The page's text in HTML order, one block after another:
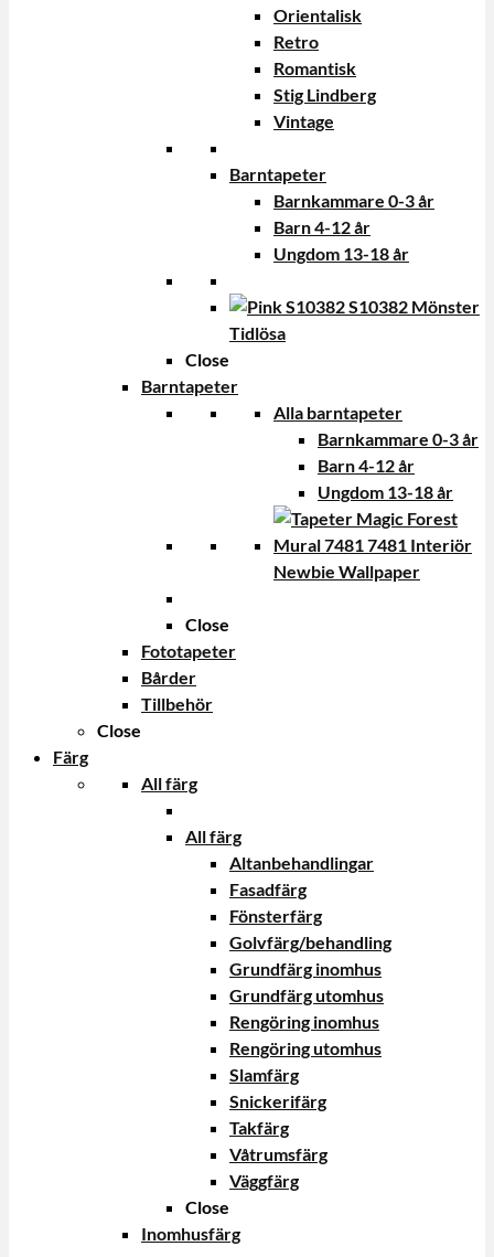
Orientalisk
Retro
Romantisk
Stig Lindberg
Vintage
Barntapeter
Barnkammare 0-3 år
Barn 4-12 år
Ungdom 13-18 år
Tidlösa
Close
Barntapeter
Alla barntapeter
Barnkammare 0-3 år
Barn 4-12 år
Ungdom 13-18 år
Newbie Wallpaper
Close
Fototapeter
Bårder
Tillbehör
Close
Färg
All färg
All färg
Altanbehandlingar
Fasadfärg
Fönsterfärg
Golvfärg/behandling
Grundfärg inomhus
Grundfärg utomhus
Rengöring inomhus
Rengöring utomhus
Slamfärg
Snickerifärg
Takfärg
Våtrumsfärg
Väggfärg
Close
Inomhusfärg